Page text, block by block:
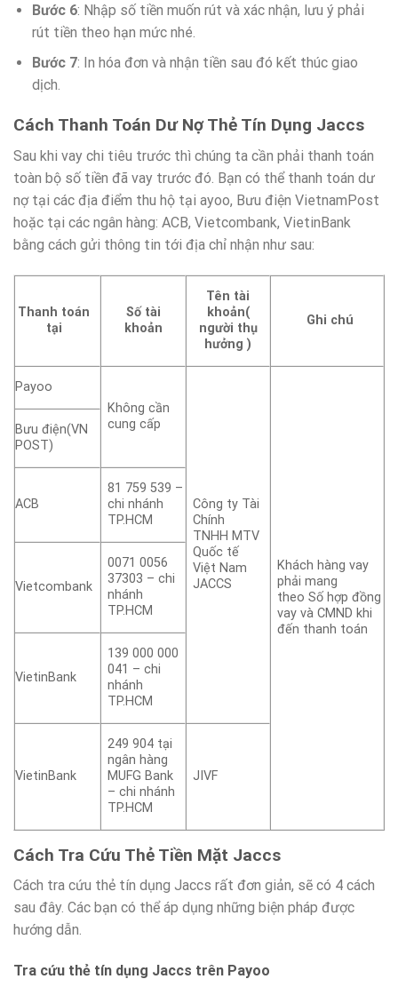
Bước 6: Nhập số tiền muốn rút và xác nhận, lưu ý phải
rút tiền theo hạn mức nhé.
Bước 7: In hóa đơn và nhận tiền sau đó kết thúc giao
dịch.
Cách Thanh Toán Dư Nợ Thẻ Tín Dụng Jaccs
Sau khi vay chi tiêu trước thì chúng ta cần phải thanh toán
toàn bộ số tiền đã vay trước đó. Bạn có thể thanh toán dư
nợ tại các địa điểm thu hộ tại ayoo, Bưu điện VietnamPost
hoặc tại các ngân hàng: ACB, Vietcombank, VietinBank
bằng cách gửi thông tin tới địa chỉ nhận như sau:
Thanh toán
tại
Số tài
khoản
Tên tài
khoản(
người thụ
hưởng )
Ghi chú
Payoo
Không cần
cung cấp
Công ty Tài
Chính
TNHH MTV
Quốc tế
Việt Nam
JACCS
Khách hàng vay
phải mang
theo Số hợp đồng
vay và CMND khi
đến thanh toán
Bưu điện(VN
POST)
ACB
81 759 539 –
chi nhánh
TP.HCM
Vietcombank
0071 0056
37303 – chi
nhánh
TP.HCM
VietinBank
139 000 000
041 – chi
nhánh
TP.HCM
VietinBank
249 904 tại
ngân hàng
MUFG Bank
– chi nhánh
TP.HCM
JIVF
Cách Tra Cứu Thẻ Tiền Mặt Jaccs
Cách tra cứu thẻ tín dụng Jaccs rất đơn giản, sẽ có 4 cách
sau đây. Các bạn có thể áp dụng những biện pháp được
hướng dẫn.
Tra cứu thẻ tín dụng Jaccs trên Payoo